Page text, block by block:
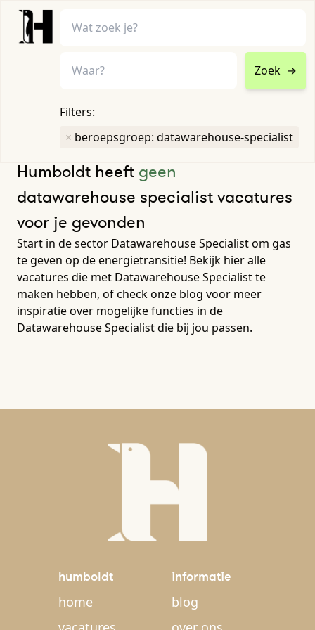
Zoek →
Filters:
× beroepsgroep: datawarehouse-specialist
Humboldt heeft geen
datawarehouse specialist vacatures
voor je gevonden
Start in de sector Datawarehouse Specialist om gas
te geven op de energietransitie! Bekijk hier alle
vacatures die met Datawarehouse Specialist te
maken hebben, of check onze blog voor meer
inspiratie over mogelijke functies in de
Datawarehouse Specialist die bij jou passen.
humboldt
home
informatie
blog